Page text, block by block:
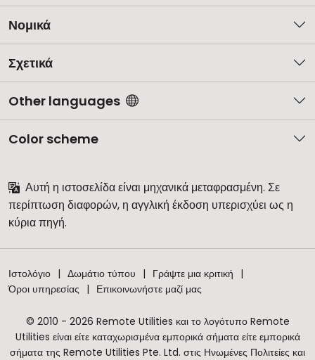
Νομικά
Σχετικά
Other languages
Color scheme
Αυτή η ιστοσελίδα είναι μηχανικά μεταφρασμένη. Σε
περίπτωση διαφορών, η αγγλική έκδοση υπερισχύει ως η
κύρια πηγή.
Ιστολόγιο Δωμάτιο τύπου
Γράψτε μια κριτική
Όροι υπηρεσίας
Επικοινωνήστε μαζί μας
© 2010 - 2026 Remote Utilities και το λογότυπο Remote
Utilities είναι είτε καταχωρισμένα εμπορικά σήματα είτε εμπορικά
σήματα της Remote Utilities Pte. Ltd. στις Ηνωμένες Πολιτείες και